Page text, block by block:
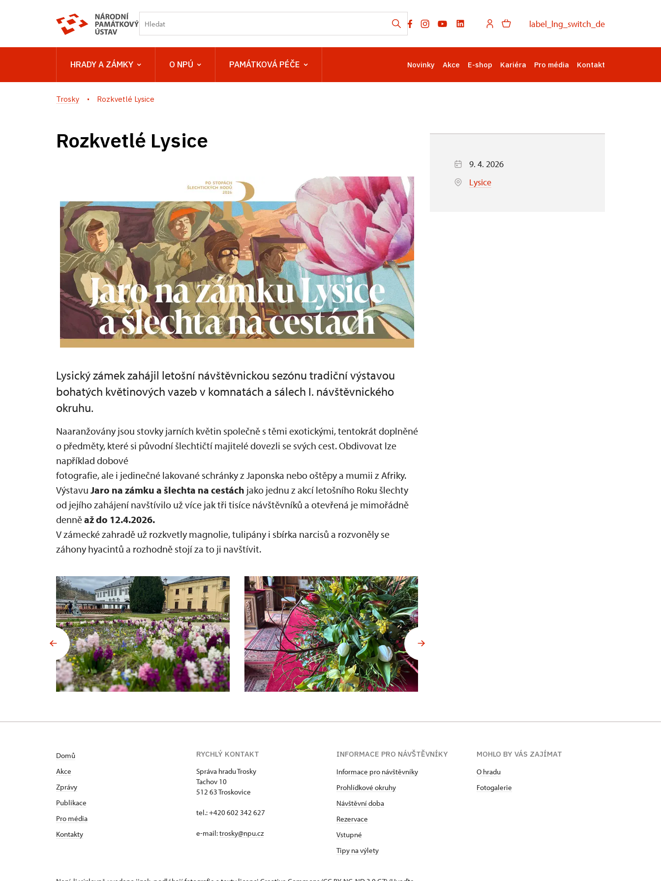
label_lng_switch_de
HRADY A ZÁMKY O NPÚ PAMÁTKOVÁ PÉČE Novinky Akce E-shop Kariéra Pro média Kontakt
Trosky Rozkvetlé Lysice
Rozkvetlé Lysice
Lysický zámek zahájil letošní návštěvnickou sezónu tradiční výstavou
bohatých květinových vazeb v komnatách a sálech I. návštěvnického
okruhu.
Naaranžovány jsou stovky jarních květin společně s těmi exotickými, tentokrát doplněné
o předměty, které si původní šlechtičtí majitelé dovezli se svých cest. Obdivovat lze
například dobové
fotografie, ale i jedinečné lakované schránky z Japonska nebo oštěpy a mumii z Afriky.
Výstavu Jaro na zámku a šlechta na cestách jako jednu z akcí letošního Roku šlechty
od jejího zahájení navštívilo už více jak tři tisíce návštěvníků a otevřená je mimořádně
denněaž do 12.4.2026.
V zámecké zahradě už rozkvetly magnolie, tulipány i sbírka narcisů a rozvoněly se
záhony hyacintů a rozhodně stojí za to ji navštívit.
9. 4. 2026
Lysice
Domů
Akce
Zprávy
Publikace
Pro média
Kontakty
RYCHLÝ KONTAKT
Správa hradu Trosky
Tachov 10
512 63 Troskovice
tel.: +420 602 342 627
e-mail:trosky@npu.cz
INFORMACE PRO NÁVŠTĚVNÍKY
Informace pro návštěvníky
Prohlídkové okruhy
Návštěvní doba
Rezervace
Vstupné
Tipy na výlety
MOHLO BY VÁS ZAJÍMAT
O hradu
Fotogalerie